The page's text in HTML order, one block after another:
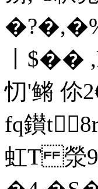
丨$�
忉'鳉 伱
fq鑚
虹T 滎